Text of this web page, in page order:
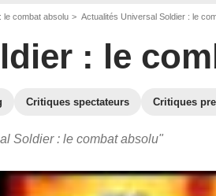
le combat absolu Actualités Universal Soldier : le
: le
Critiques spectateurs Critiques
Soldier : le combat absolu"